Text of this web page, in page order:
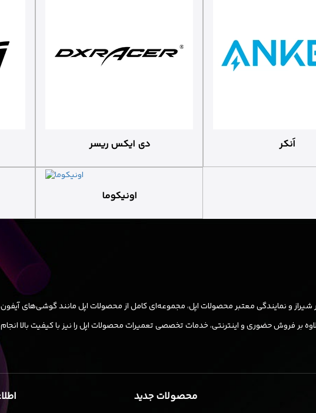
دی ایکس ریسر اَنکر
اونیکوما
و نمایندگی معتبر محصولات اپل، مجموعه‌ای کامل از محصولات اپل مانند گوشی‌های
بر فروش حضوری و اینترنتی، خدمات تخصصی تعمیرات محصولات اپل را نیز با کیفیت بالا
محصولات جدید